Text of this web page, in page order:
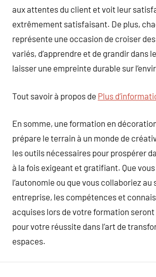
aux attentes du client et voit leur
extrêmement satisfaisant. De plus,
représente une occasion de croiser
variés, d’apprendre et de grandir dans
laisser une empreinte durable sur
Tout savoir à propos de Plus
En somme, une formation en
prépare le terrain à un monde de
les outils nécessaires pour prospérer
à la fois exigeant et gratifiant. Que
l’autonomie ou que vous collaboriez au
entreprise, les compétences et
acquises lors de votre formation
pour votre réussite dans l’art de
espaces.